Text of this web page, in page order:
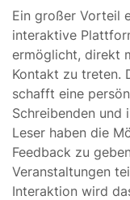
Ein großer Vorteil
interaktive
ermöglicht, direkt
Kontakt zu treten.
schafft eine
Schreibenden und
Leser haben die
Feedback zu
Veranstaltungen
Interaktion wird